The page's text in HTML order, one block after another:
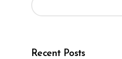
Recent Posts